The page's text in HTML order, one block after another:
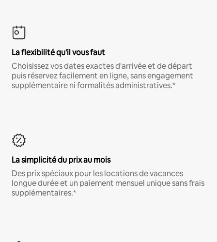
La flexibilité qu'il vous faut
Choisissez vos dates exactes d'arrivée et de départ
puis réservez facilement en ligne, sans engagement
supplémentaire ni formalités administratives.*
La simplicité du prix au mois
Des prix spéciaux pour les locations de vacances
longue durée et un paiement mensuel unique sans frais
supplémentaires.*